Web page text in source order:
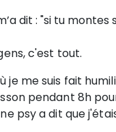
dit : "si tu
c'est tout.
je me suis fait
pendant 8h
psy a dit que